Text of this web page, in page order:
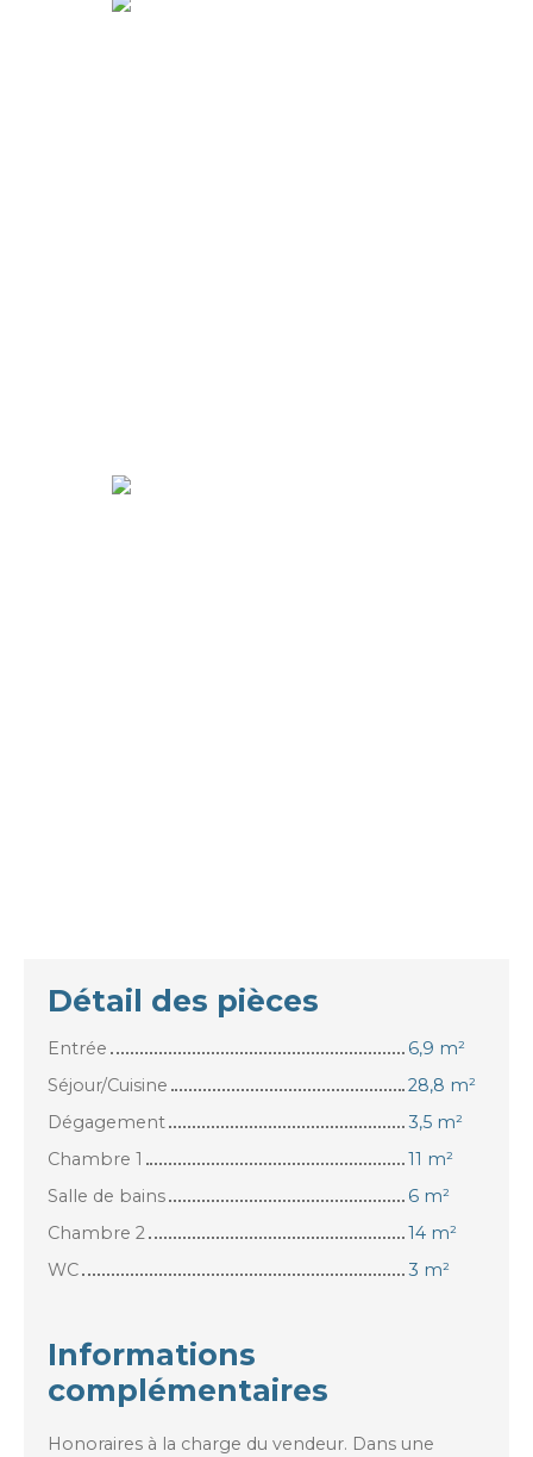
Détail des pièces
Entrée
6,9 m²
Séjour/Cuisine
28,8 m²
Dégagement
3,5 m²
Chambre 1
11 m²
Salle de bains
6 m²
Chambre 2
14 m²
WC
3 m²
Informations
complémentaires
Honoraires à la charge du vendeur. Dans une